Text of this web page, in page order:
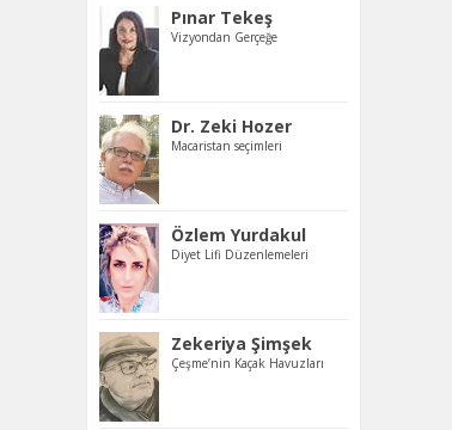
Pınar Tekeş
Vizyondan Gerçeğe
Dr. Zeki Hozer
Macaristan seçimleri
Özlem Yurdakul
Diyet Lifi Düzenlemeleri
Zekeriya Şimşek
Çeşme’nin Kaçak Havuzları